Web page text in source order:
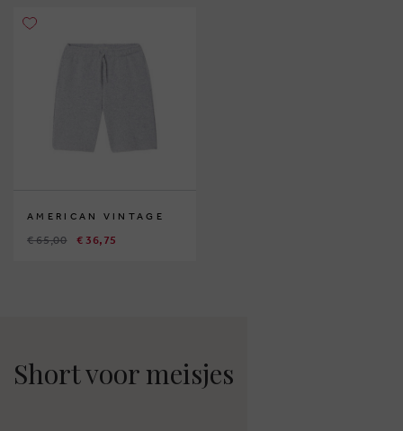
AMERICAN VINTAGE
€ 65,00 € 36,75
Short voor meisjes